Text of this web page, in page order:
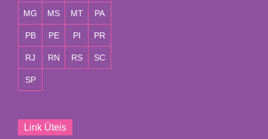
MG MS MT PA
PB PE PI PR
RJ RN RS SC
SP
Link Úteis